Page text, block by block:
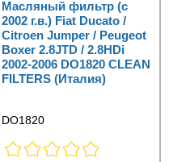
Масляный фильтр (с
2002 г.в.) Fiat Ducato /
Citroen Jumper / Peugeot
Boxer 2.8JTD / 2.8HDi
2002-2006 DO1820 CLEAN
FILTERS (Италия)
DO1820